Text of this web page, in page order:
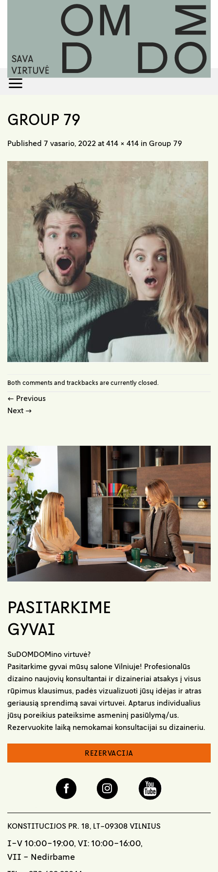
GROUP 79
Published 7 vasario, 2022 at 414 × 414 in Group 79
Both comments and trackbacks are currently closed.
← Previous
Next →
PASITARKIME
GYVAI
SuDOMDOMino virtuvė?
Pasitarkime gyvai mūsų salone Vilniuje! Profesionalūs
dizaino naujovių konsultantai ir dizaineriai atsakys į visus
rūpimus klausimus, padės vizualizuoti jūsų idėjas ir atras
geriausią sprendimą savai virtuvei. Aptarus individualius
jūsų poreikius pateiksime asmeninį pasiūlymą/us.
Rezervuokite laiką nemokamai konsultacijai su dizaineriu.
REZERVACIJA
KONSTITUCIJOS PR. 18, LT-09308 VILNIUS
I-V 10:00-19:00, VI: 10:00-16:00,
VII - Nedirbame